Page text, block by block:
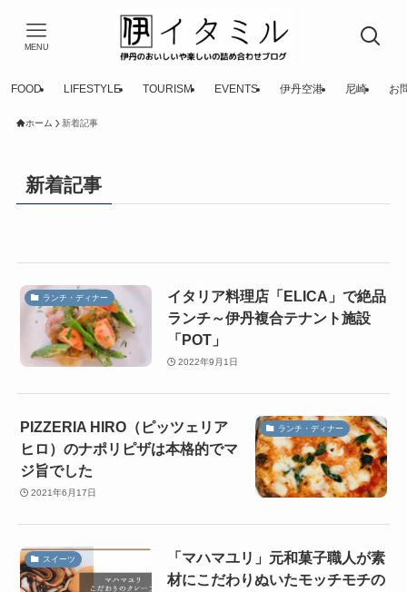
MENU
FOOD LIFESTYLE TOURISM EVENTS 伊丹空港 尼崎 お
ホーム 新着記事
新着記事
ランチ・ディナー
イタリア料理店「ELICA」で絶品
ランチ～伊丹複合テナント施設
「POT」
2022年9月1日
ランチ・ディナー
PIZZERIA HIRO（ピッツェリア
ヒロ）のナポリピザは本格的でマ
ジ旨でした
2021年6月17日
スイーツ
「マハマユリ」元和菓子職人が素
材にこだわりぬいたモッチモチの